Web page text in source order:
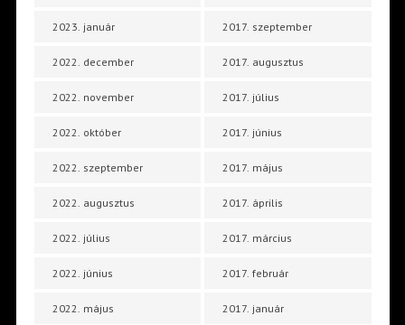
2023. január
2022. december
2022. november
2022. október
2022. szeptember
2022. augusztus
2022. július
2022. június
2022. május
2017. szeptember
2017. augusztus
2017. július
2017. június
2017. május
2017. április
2017. március
2017. február
2017. január